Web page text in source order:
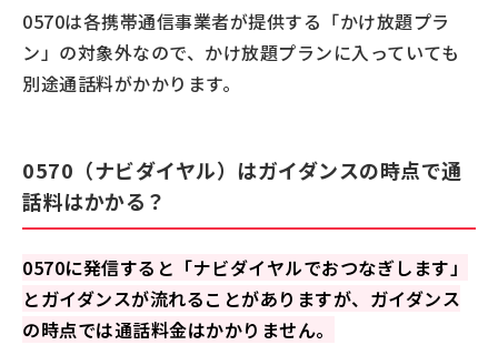
0570は各携帯通信事業者が提供する「かけ放題プラ
ン」の対象外なので、かけ放題プランに入っていても
別途通話料がかかります。
0570（ナビダイヤル）はガイダンスの時点で通
話料はかかる？
0570に発信すると「ナビダイヤルでおつなぎします」
とガイダンスが流れることがありますが、ガイダンス
の時点では通話料金はかかりません。